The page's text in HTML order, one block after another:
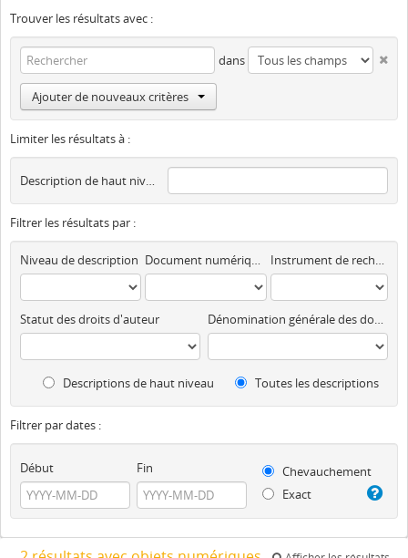
Trouver les résultats avec :
dans
Ajouter de nouveaux critères
Limiter les résultats à :
Description de haut niveau
Filtrer les résultats par :
Niveau de description Document numérique disponible Instrument de recherche
Statut des droits d'auteur Dénomination générale des documents
Descriptions de haut niveau Toutes les descriptions
Filtrer par dates :
Début Fin
Chevauchement
Exact